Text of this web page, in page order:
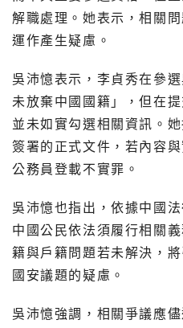
解職處理。她表示，相關
運作產生疑慮。
吳沛憶表示，李貞秀在參
未放棄中國國籍」，但在
並未如實勾選相關資訊。
簽署的正式文件，若內容
公務員登載不實罪。
吳沛憶也指出，依據中國
中國公民依法須履行相關
籍與戶籍問題若未解決，
國安議題的疑慮。
吳沛憶強調，相關爭議應